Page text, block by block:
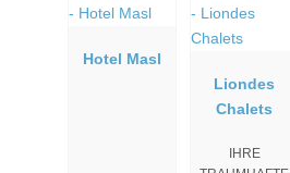
Hotel Masl
Liondes
Chalets
IHRE